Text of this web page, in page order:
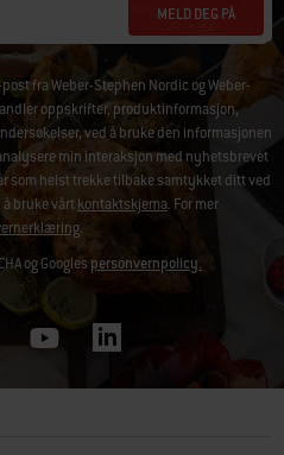
MELD DEG PÅ
fra Weber-Stephen Nordic og Weber-
oppskrifter, produktinformasjon,
ved å bruke den informasjonen
min interaksjon med nyhetsbrevet
som helst trekke tilbake samtykket ditt ved
å bruke vårtkontaktskjema. For mer
.
og Googlespersonvernpolicy.